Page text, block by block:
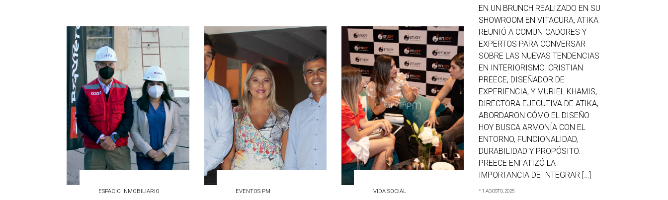
ESPACIO INMOBILIARIO EVENTOS PM VIDA SOCIAL
EN UN BRUNCH REALIZADO EN SU
SHOWROOM EN VITACURA, ATIKA
REUNIÓ A COMUNICADORES Y
EXPERTOS PARA CONVERSAR
SOBRE LAS NUEVAS TENDENCIAS
EN INTERIORISMO. CRISTIAN
PREECE, DISEÑADOR DE
EXPERIENCIA, Y MURIEL KHAMIS,
DIRECTORA EJECUTIVA DE ATIKA,
ABORDARON CÓMO EL DISEÑO
HOY BUSCA ARMONÍA CON EL
ENTORNO, FUNCIONALIDAD,
DURABILIDAD Y PROPÓSITO.
PREECE ENFATIZÓ LA
IMPORTANCIA DE INTEGRAR […]
* 1 AGOSTO, 2025